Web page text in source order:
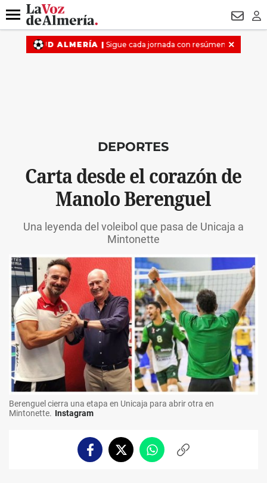
DESTACADO DRON UDA
Menú
DEPORTES
Carta desde el corazón de
Manolo Berenguel
Una leyenda del voleibol que pasa de Unicaja a
Mintonette
Berenguel cierra una etapa en Unicaja para abrir otra en
Mintonette. Instagram
FacebookTwitterWhatsappCopiar